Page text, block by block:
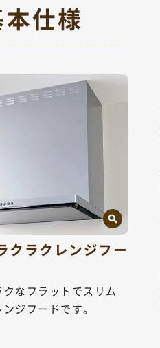
仕様
クラクレンジフー
なフラットでスリム
ジフードです。